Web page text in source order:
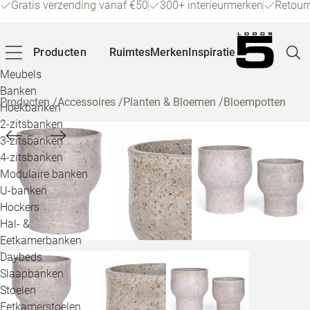
Gratis verzending vanaf €50 300+ interieurmerken
Producten
Meubels
Banken
Hoekbanken
2-zitsbanken
3-zitsbanken
4-zitsbanken
Modulaire banken
U-banken
Hockers
Hal- &
Eetkamerbanken
Daybeds
Slaapbanken
Stoelen
Eetkamerstoelen
RuimtesMerkenInspiratie
Producten/Accessoires /Planten & Bloemen /Bloempotten